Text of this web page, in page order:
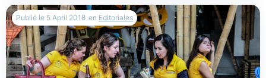
Publié le 5 April 2018 en Editoriales